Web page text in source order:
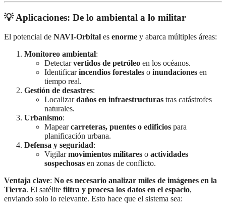
💡 Aplicaciones: De lo ambiental a lo militar
El potencial de NAVI-Orbital es enorme y abarca múltiples áreas:
Monitoreo ambiental:
Detectarvertidos de petróleo en los océanos.
Identificarincendios forestales o inundaciones en
tiempo real.
Gestión de desastres:
Localizardaños en infraestructuras tras catástrofes
naturales.
Urbanismo:
Mapearcarreteras, puentes o edificios para
planificación urbana.
Defensa y seguridad:
Vigilarmovimientos militares o actividades
sospechosas en zonas de conflicto.
Ventaja clave: No es necesario analizar miles de imágenes en la
Tierra. El satélite filtra y procesa los datos en el espacio,
enviando solo lo relevante. Esto hace que el sistema sea: